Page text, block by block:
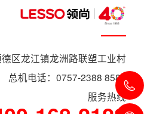
区龙江镇龙洲路联塑工业村
总机电话：0757-2388 8588
服务热线